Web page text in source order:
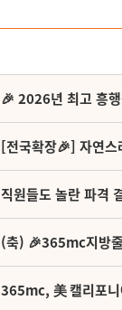
🎉 2026년 최고 흥
[전국확장🎉] 자연스
직원들도 놀란 파격
(축) 🎉365mc지방
365mc, 美 캘리포니